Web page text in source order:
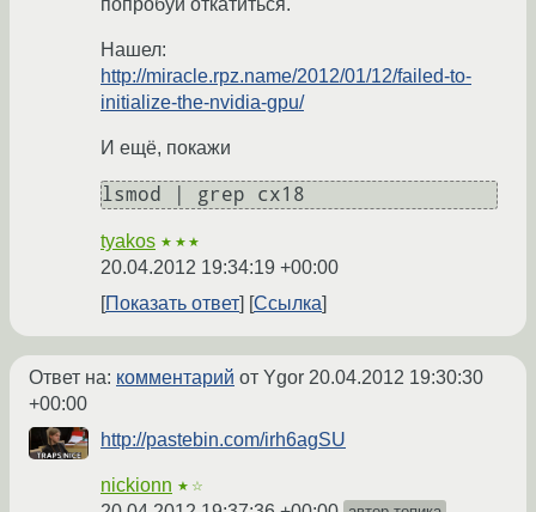
попробуй откатиться.
Нашел:
http://miracle.rpz.name/2012/01/12/failed-to-
initialize-the-nvidia-gpu/
И ещё, покажи
tyakos ★★★
20.04.2012 19:34:19 +00:00
Показать ответ
Ссылка
Ответ на: комментарий от Ygor 20.04.2012 19:30:30
+00:00
http://pastebin.com/irh6agSU
nickionn ★☆